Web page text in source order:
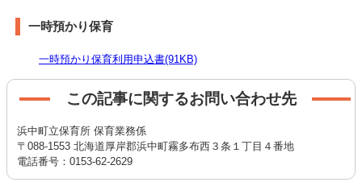
一時預かり保育
一時預かり保育利用申込書(91KB)
この記事に関するお問い合わせ先
浜中町立保育所 保育業務係
〒088-1553 北海道厚岸郡浜中町霧多布西３条１丁目４番地
電話番号：0153-62-2629